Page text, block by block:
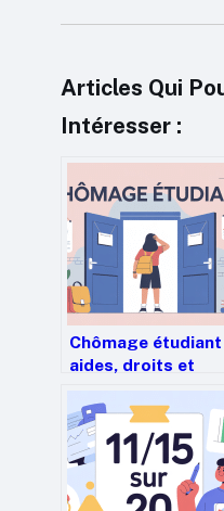
Articles Qui
Intéresser :
Chômage étudiant
aides, droits et
concrètes pour
s’en sortir